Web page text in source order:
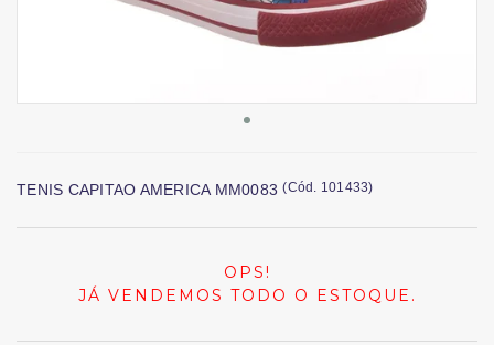
TENIS CAPITAO AMERICA MM0083(Cód. 101433)
OPS!
JÁ VENDEMOS TODO O ESTOQUE.